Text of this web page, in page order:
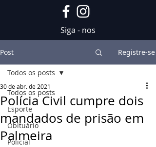
Siga - nos
Post Registre-se
Todos os posts
Esporte
Obituário
Policial
Todos os posts
Polícia Civil cumpre dois
mandados de prisão em
Palmeira
30 de abr. de 2021